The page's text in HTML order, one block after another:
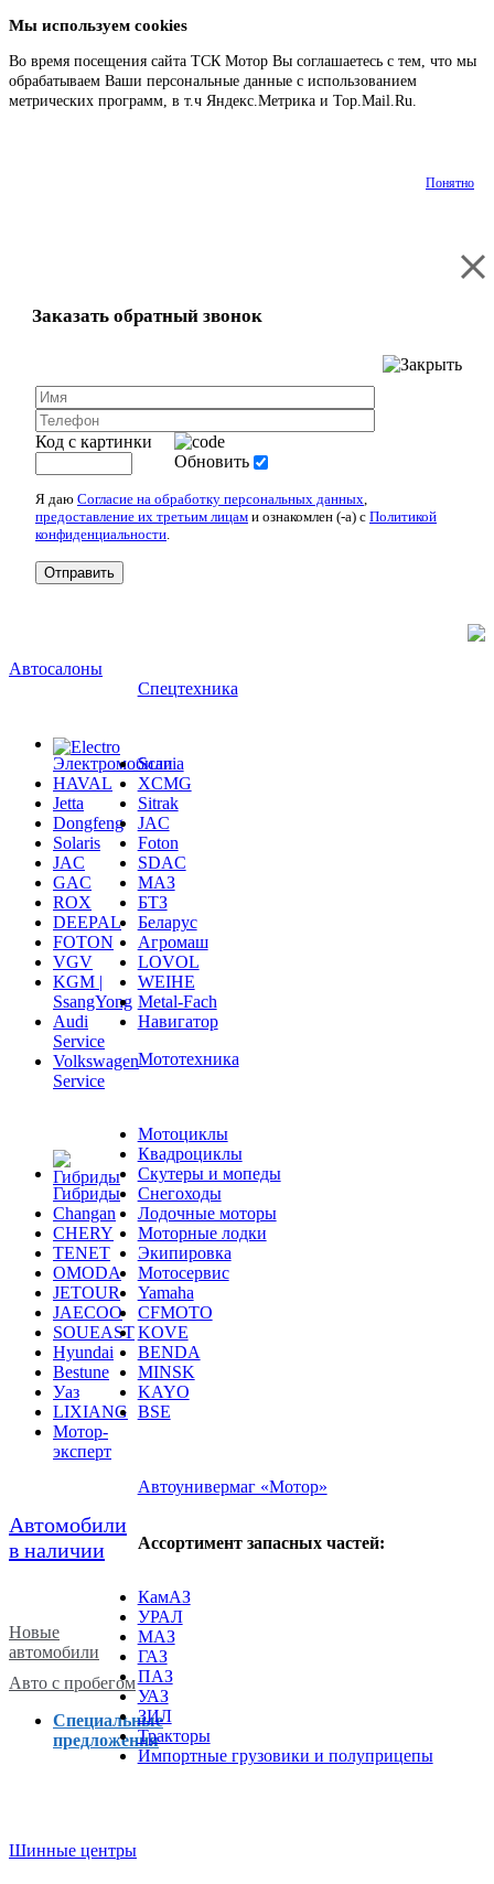
Мы используем cookies
Во время посещения сайта ТСК Мотор Вы соглашаетесь с тем, что мы
обрабатываем Ваши персональные данные с использованием
метрических программ, в т.ч Яндекс.Метрика и Top.Mail.Ru.
Понятно
Заказать обратный звонок
Код с картинки
Обновить
Я даю Согласие на обработку персональных данных,
предоставление их третьим лицам и ознакомлен (-а) c Политикой
конфиденциальности.
Автосалоны
Электромобили
HAVAL
Jetta
Dongfeng
Solaris
JAC
GAC
ROX
DEEPAL
FOTON
VGV
KGM |
SsangYong
Audi
Service
Volkswagen
Service
Гибриды
Changan
CHERY
TENET
OMODA
JETOUR
JAECOO
SOUEAST
Hyundai
Bestune
Уаз
LIXIANG
Мотор-
эксперт
Автомобили
в наличии
Новые
автомобили
Авто с пробегом
Специальные
предложения
Спецтехника
Scania
XCMG
Sitrak
JAC
Foton
SDAC
МАЗ
БТЗ
Беларус
Агромаш
LOVOL
WEIHE
Metal-Fach
Навигатор
Мототехника
Мотоциклы
Квадроциклы
Скутеры и мопеды
Снегоходы
Лодочные моторы
Моторные лодки
Экипировка
Мотосервис
Yamaha
CFMOTO
KOVE
BENDA
MINSK
KAYO
BSE
Автоунивермаг «Мотор»
Ассортимент запасных частей:
КамАЗ
УРАЛ
МАЗ
ГАЗ
ПАЗ
УАЗ
ЗИЛ
Тракторы
Импортные грузовики и полуприцепы
Шинные центры